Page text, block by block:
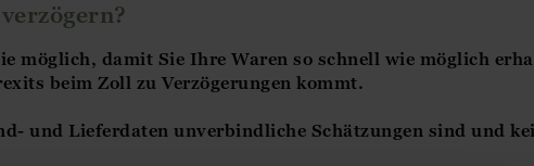
möglich, damit Sie Ihre Waren so schnell wie möglich
beim Zoll zu Verzögerungen kommt.
und Lieferdaten unverbindliche Schätzungen sind und